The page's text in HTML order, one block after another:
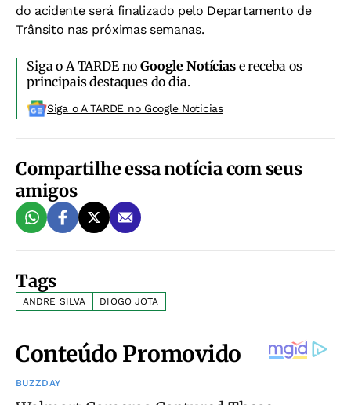
do acidente será finalizado pelo Departamento de
Trânsito nas próximas semanas.
Siga o A TARDE noGoogle Notíciase receba os
principais destaques do dia.
Siga o A TARDE no Google Noticias
Compartilhe essa notícia com seus
amigos
Tags
ANDRE SILVA DIOGO JOTA